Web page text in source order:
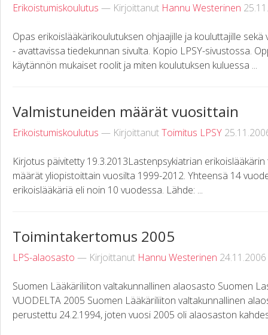
Erikoistumiskoulutus — Kirjoittanut Hannu Westerinen
Opas erikoislääkärikoulutuksen ohjaajille ja kouluttajille
- avattavissa tiedekunnan sivulta. Kopio LPSY-sivustossa.
käytännön mukaiset roolit ja miten koulutuksen kuluessa ...
Valmistuneiden määrät vuosittain
Erikoistumiskoulutus — KirjoittanutToimitus LPSY
Kirjotus päivitetty 19.3.2013Lastenpsykiatrian
määrät yliopistoittain vuosilta 1999-2012. Yhteensä 14
erikoislääkäriä eli noin 10 vuodessa. Lähde: ...
Toimintakertomus 2005
LPS-alaosasto — Kirjoittanut Hannu Westerinen 24.11.2006
Suomen Lääkäriliiton valtakunnallinen alaosasto Suomen
VUODELTA 2005 Suomen Lääkäriliiton valtakunnallinen
perustettu 24.2.1994, joten vuosi 2005 oli alaosaston